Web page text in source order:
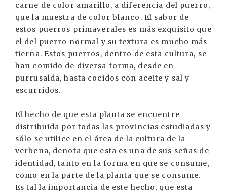
carne de color amarillo, a diferencia del puerro,
que la muestra de color blanco. El sabor de
estos puerros primaverales es más exquisito que
el del puerro normal y su textura es mucho más
tierna. Estos puerros, dentro de esta cultura, se
han comido de diversa forma, desde en
purrusalda, hasta cocidos con aceite y sal y
escurridos.
El hecho de que esta planta se encuentre
distribuida por todas las provincias estudiadas y
sólo se utilice en el área de la cultura de la
verbena, denota que esta es una de sus señas de
identidad, tanto en la forma en que se consume,
como en la parte de la planta que se consume.
Es tal la importancia de este hecho, que esta